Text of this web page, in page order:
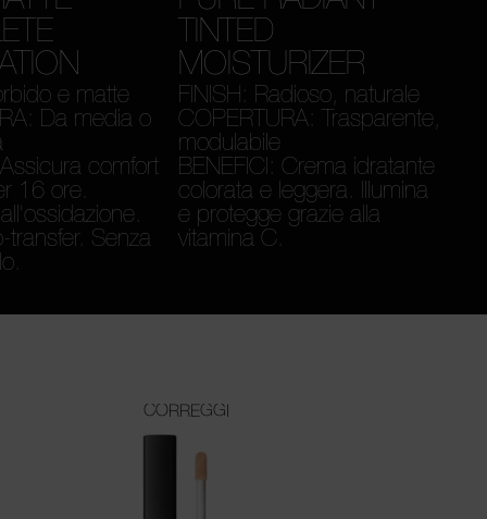
e matte
Da media o
comfort
16 ore.
transfer. Senza
TINTED
MOISTURIZER
FINISH: Radioso, naturale
COPERTURA: Trasparente,
modulabile
BENEFICI: Crema idratante
colorata e leggera. Illumina
e protegge grazie alla
vitamina C.
CORREGGI